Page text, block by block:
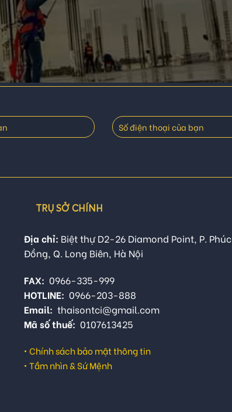
TRỤ SỞ CHÍNH
Địa chỉ: Biệt thự D2-26 Diamond Point, P. Phúc
Đồng, Q. Long Biên, Hà Nội
FAX: 0966-335-999
HOTLINE: 0966-203-888
Email: thaisontci@gmail.com
Mã số thuế: 0107613425
• Chính sách bảo mật thông tin
• Tầm nhìn & Sứ Mệnh